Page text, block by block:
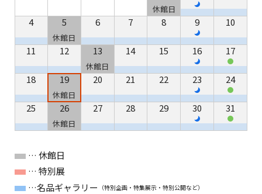
休館日
4 5
休館日
6 7 8 9 10
11 12 13
休館日
14 15 16 17
18 19
休館日
20 21 22 23 24
25 26
休館日
27 28 29 30 31
… 休館日
… 特別展
…名品ギャラリー
（特別企画・特集展示・特別公開など）